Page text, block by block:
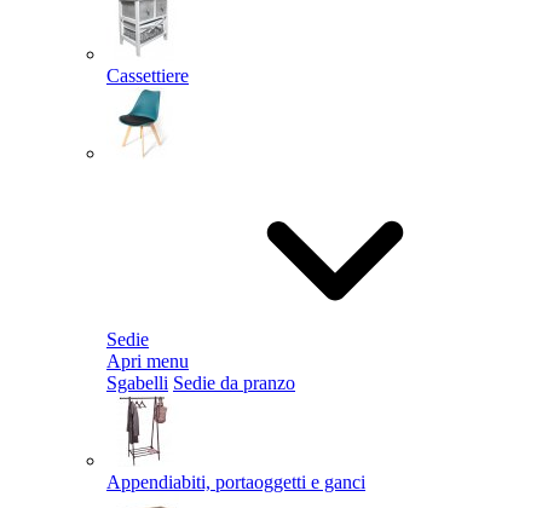
Cassettiere
Sedie
Apri menu
Sgabelli Sedie da pranzo
Appendiabiti, portaoggetti e ganci